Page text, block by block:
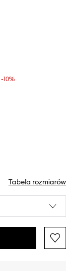
-10%
Tabela rozmiarów